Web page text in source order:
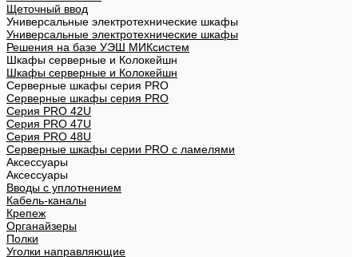
Щеточный ввод
Универсальные электротехнические шкафы
Универсальные электротехнические шкафы
Решения на базе УЭШ МИКсистем
Шкафы серверные и Колокейшн
Шкафы серверные и Колокейшн
Серверные шкафы серия PRO
Серверные шкафы серия PRO
Серия PRO 42U
Серия PRO 47U
Серия PRO 48U
Серверные шкафы серии PRO с ламелями
Аксессуары
Аксессуары
Вводы с уплотнением
Кабель-каналы
Крепеж
Органайзеры
Полки
Уголки направляющие